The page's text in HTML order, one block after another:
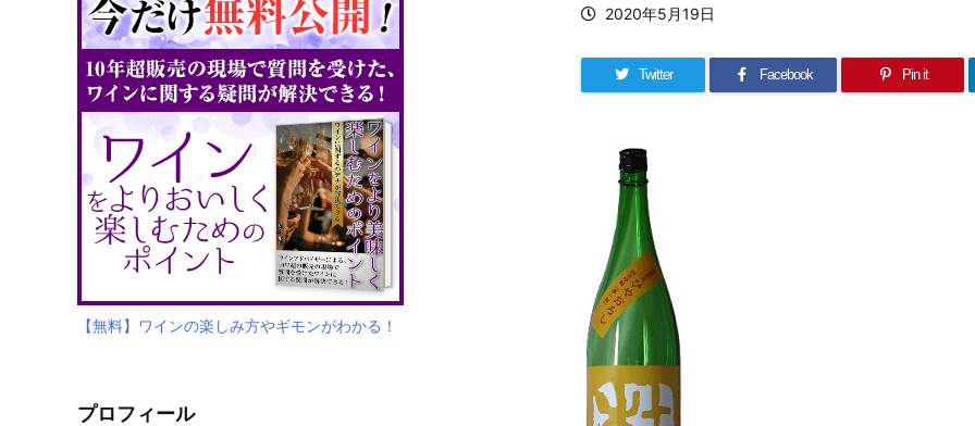
2020年5月19日
Twitter Facebook Pin it
【無料】ワインの楽しみ方やギモンがわかる！
プロフィール